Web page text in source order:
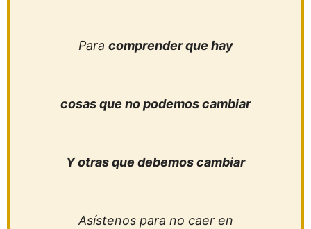
Para comprender que hay
cosas que no podemos cambiar
Y otras que debemos cambiar
Asístenos para no caer en